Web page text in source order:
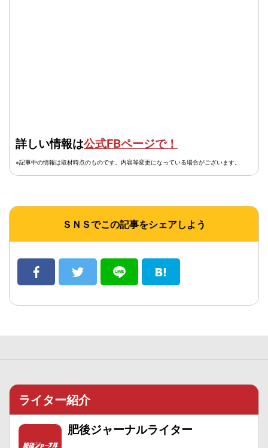
詳しい情報は公式FBページで！
※記事中の情報は取材時点のものです。内容等変更になっている場合がございます。
ＳＮＳでこの記事をシェアしよう
ライター紹介
肥後ジャーナルライター